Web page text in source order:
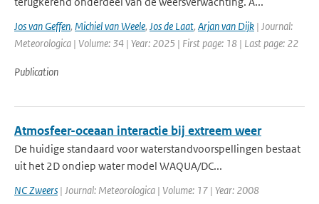
Jos van Geffen, Michiel van Weele, Jos de Laat, Arjan van Dijk | Journal:
Meteorologica | Volume: 34 | Year: 2025 | First page: 18 | Last page: 22
Publication
Atmosfeer-oceaan interactie bij extreem weer
De huidige standaard voor waterstandvoorspellingen bestaat
uit het 2D ondiep water model WAQUA/DC...
NC Zweers | Journal: Meteorologica | Volume: 17 | Year: 2008